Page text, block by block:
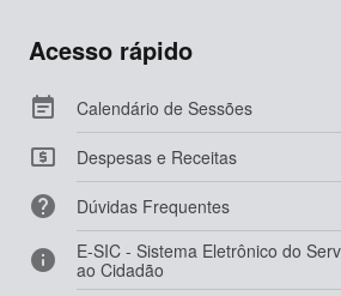
Acesso rápido
 Calendário de Sessões
 Despesas e Receitas
 Dúvidas Frequentes

E-SIC - Sistema Eletrônico do
ao Cidadão